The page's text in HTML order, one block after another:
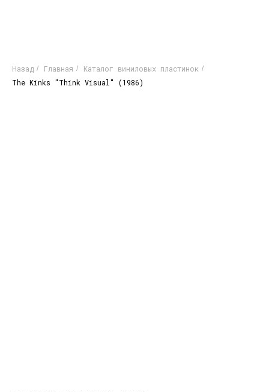
Назад / Главная / Каталог виниловых пластинок /
The Kinks "Think Visual" (1986)